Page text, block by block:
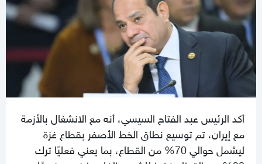
أكد الرئيس عبد الفتاح السيسي، أنه مع الانشغال بالأزمة
مع إيران، تم توسيع نطاق الخط الأصفر بقطاع غزة
ليشمل حوالي 70%؜ من القطاع، بما يعني فعليًا ترك